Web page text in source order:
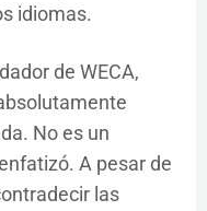
idiomas.
de WECA,
No es un
A pesar de
las